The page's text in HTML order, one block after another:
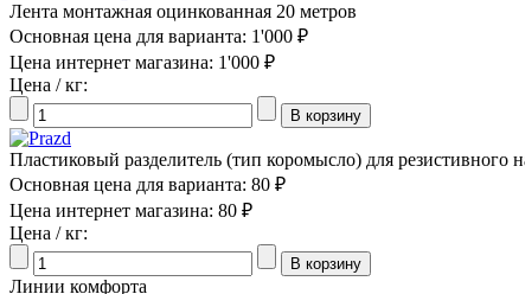
Лента монтажная оцинкованная 20 метров
Основная цена для варианта: 1'000 ₽
Цена интернет магазина: 1'000 ₽
Цена / кг:
Пластиковый разделитель (тип коромысло) для резистивного
Основная цена для варианта: 80 ₽
Цена интернет магазина: 80 ₽
Цена / кг:
Линии комфорта